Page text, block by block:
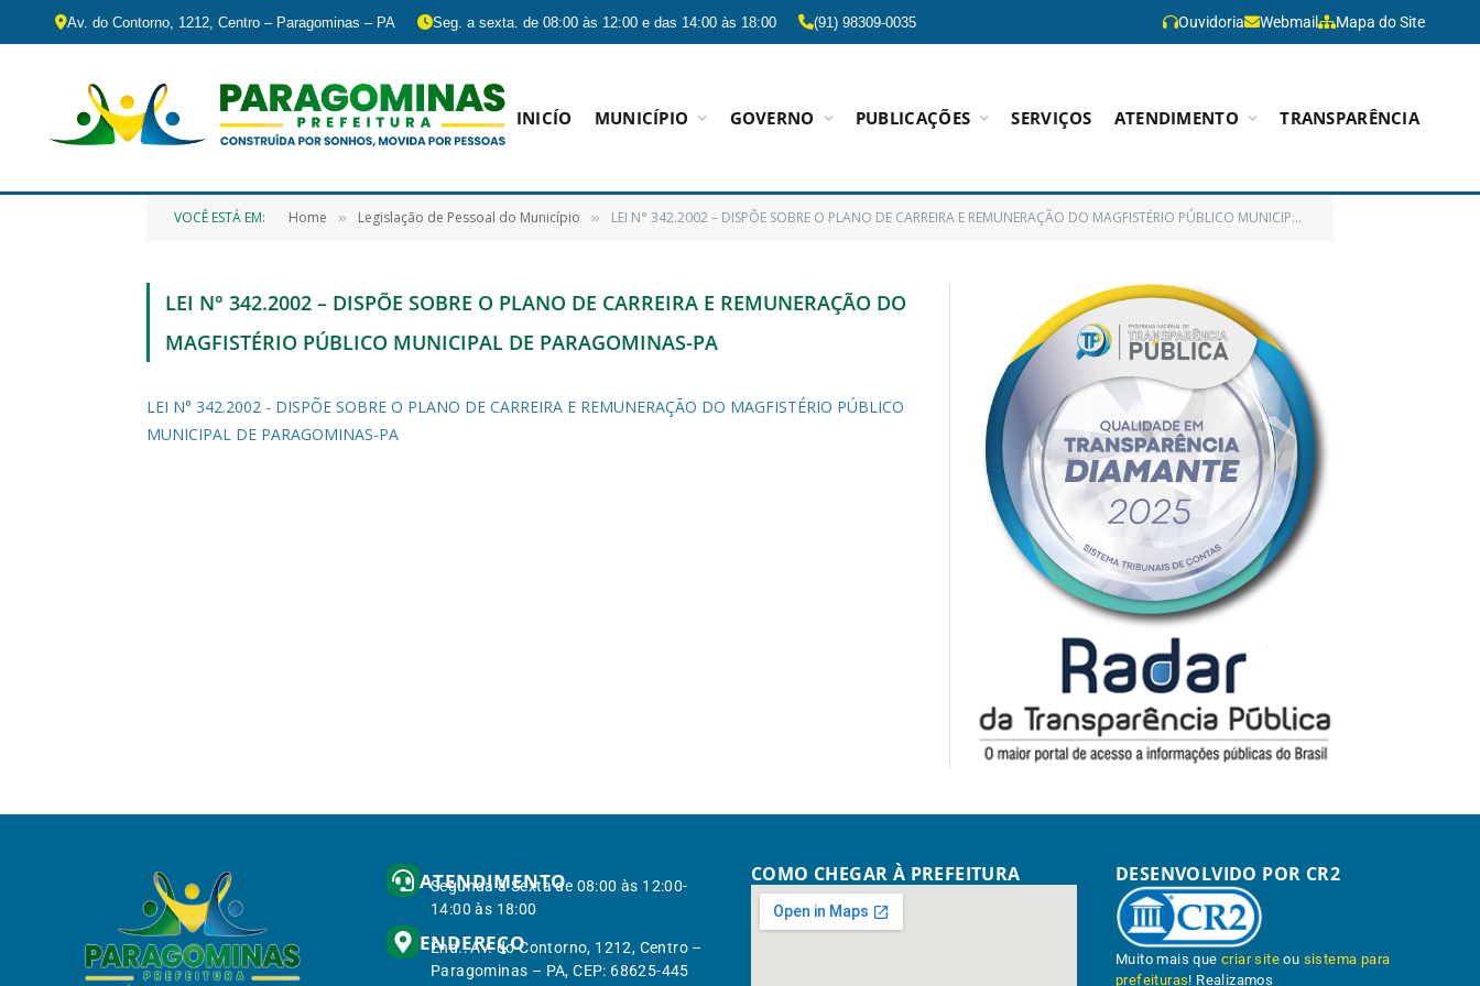
Av. do Contorno, 1212, Centro – Paragominas – PA Seg. a sexta. de 08:00 às 12:00 e das 14:00 às 18:00 (91) 98309-0035 Ouvidoria Webmail Mapa do Site
INICÍO MUNICÍPIO GOVERNO PUBLICAÇÕES SERVIÇOS ATENDIMENTO TRANSPARÊNCIA
VOCÊ ESTÁ EM: Home » Legislação de Pessoal do Município » LEI N° 342.2002 – DISPÕE SOBRE O PLANO DE CARREIRA E REMUNERAÇÃO DO MAGFISTÉRIO PÚBLICO MUNICIPAL DE PARAGOMINAS-PA
LEI N° 342.2002 – DISPÕE SOBRE O PLANO DE CARREIRA E REMUNERAÇÃO DO
MAGFISTÉRIO PÚBLICO MUNICIPAL DE PARAGOMINAS-PA
LEI N° 342.2002 - DISPÕE SOBRE O PLANO DE CARREIRA E REMUNERAÇÃO DO MAGFISTÉRIO PÚBLICO
MUNICIPAL DE PARAGOMINAS-PA
ATENDIMENTO
Segunda à Sexta de 08:00 às 12:00-
14:00 às 18:00
ENDEREÇO
End.: Av. do Contorno, 1212, Centro –
Paragominas – PA, CEP: 68625-445
COMO CHEGAR À PREFEITURA DESENVOLVIDO POR CR2
Muito mais quecriar site ou sistema para
prefeituras! Realizamos